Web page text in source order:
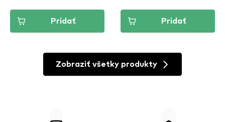
Pridať Pridať
Zobraziť všetky produkty